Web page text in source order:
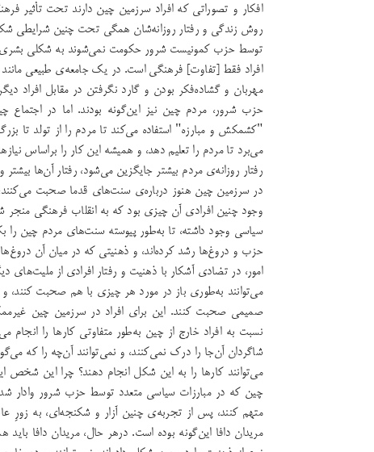
افکار و تصوراتی که افراد سرزمین چین دارند تحت
روش زندگی و رفتار روزانه‌شان همگی تحت چنین شرایطی شکل
توسط حزب کمونیست شرور حکومت نمی‌شوند به شکلی بشری
افراد فقط [تفاوت] فرهنگی است. در یک جامعه‌ی طبیعی
مهربان و گشاده‌فکر بودن و گارد نگرفتن در مقابل افراد
حزب شرور، مردم چین نیز این‌گونه بودند. اما در اجتماع
"کشمکش و مبارزه" استفاده می‌کند تا مردم را از تولد تا
می‌برد تا مردم را تعلیم دهد، و همیشه این کار را براساس
رفتار روزانه‌ی مردم بیشتر جایگزین می‌شود، رفتار آن‌ها
در سرزمین چین هنوز درباره‌ی سنت‌های قدما صحبت
وجود چنین افرادی آن‌ چیزی بود که به انقلاب فرهنگی
سیاسی وجود داشته،‌ تا به‌طور پیوسته سنت‌های مردم چین را
حزب و دروغ‌ها رشد کرده‌اند، و ذهنیتی که در میان آن
امور، در تضادی آشکار با ذهنیت و رفتار افرادی از ملیت‌های
می‌توانند به‌طوری باز در مورد هر چیزی با هم صحبت کنند،‌ و
صمیمی صحبت کنند. این برای افراد در سرزمین چین
نسبت به افراد خارج از چین به‌طور متفاوتی کارها را
شاگردان آن‌جا را درک نمی‌کنند، و نمی‌توانند آن‌چه را که
می‌توانند کارها را به‌ این شکل انجام دهند؟ چرا این
چین که در مبارزات سیاسی متعدد توسط حزب شرور وادار
متهم کنند، پس از تجربه‌ی چنین آزار و شکنجه‌ای، به زور‌ِ
مریدان دافا این‌گونه بوده است. درهر حال، مریدان دافا